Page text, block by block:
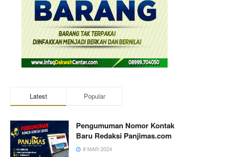
Latest Popular
Pengumuman Nomor Kontak
Baru Redaksi Panjimas.com
8 MAR 2024